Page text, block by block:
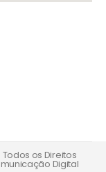
os Direitos
Digital